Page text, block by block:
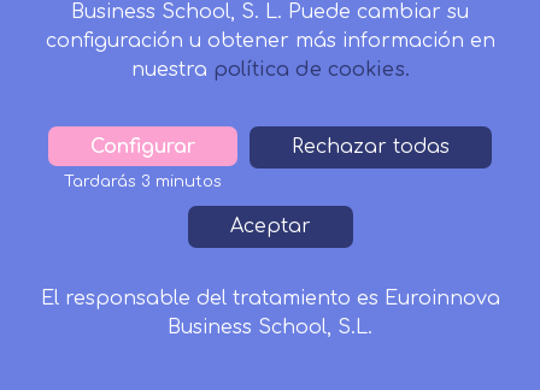
Bibliografía
Mayo Clinic. Deshidratación: síntomas y
causas.
Mayo Clinic. Deshidratación: diagnóstico y
tratamiento.
deshidratación en adultos mayores.
Business School, S. L. Puede cambiar su
configuración u obtener más información en
nuestra política de cookies.
Configurar
Tardarás 3 minutos
Rechazar todas
Aceptar
Withdraw
consent
El responsable del tratamiento es Euroinnova
Business School, S.L.